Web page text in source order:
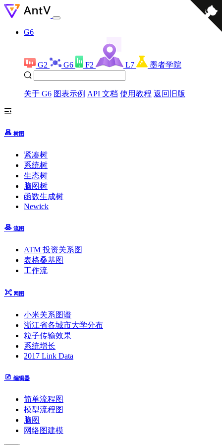
G6
G2 G6 F2 L7 墨者学院
关于 G6 图表示例 API 文档 使用教程 返回旧版
树图
紧凑树
系统树
生态树
脑图树
函数生成树
Newick
流图
ATM 投资关系图
表格桑基图
工作流
网图
小米关系图谱
浙江省各城市大学分布
粒子传输效果
系统增长
2017 Link Data
编辑器
简单流程图
模型流程图
脑图
网络图建模